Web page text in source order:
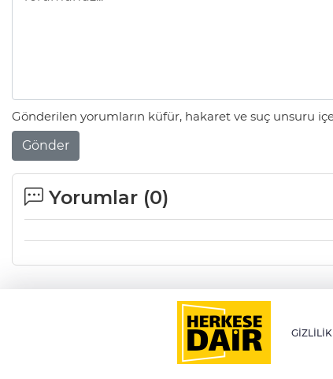
Gönderilen yorumların küfür, hakaret ve suç unsuru
Gönder
Yorumlar (0)